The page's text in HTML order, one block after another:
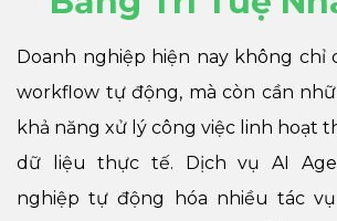
Doanh nghiệp hiện nay không chỉ
workflow tự động, mà còn cần
khả năng xử lý công việc linh hoạt
dữ liệu thực tế. Dịch vụ AI
nghiệp tự động hóa nhiều tác